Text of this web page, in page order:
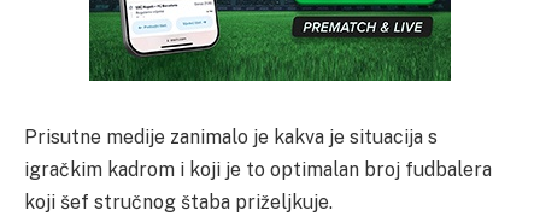
Prisutne medije zanimalo je kakva je situacija s
igračkim kadrom i koji je to optimalan broj fudbalera
koji šef stručnog štaba priželjkuje.